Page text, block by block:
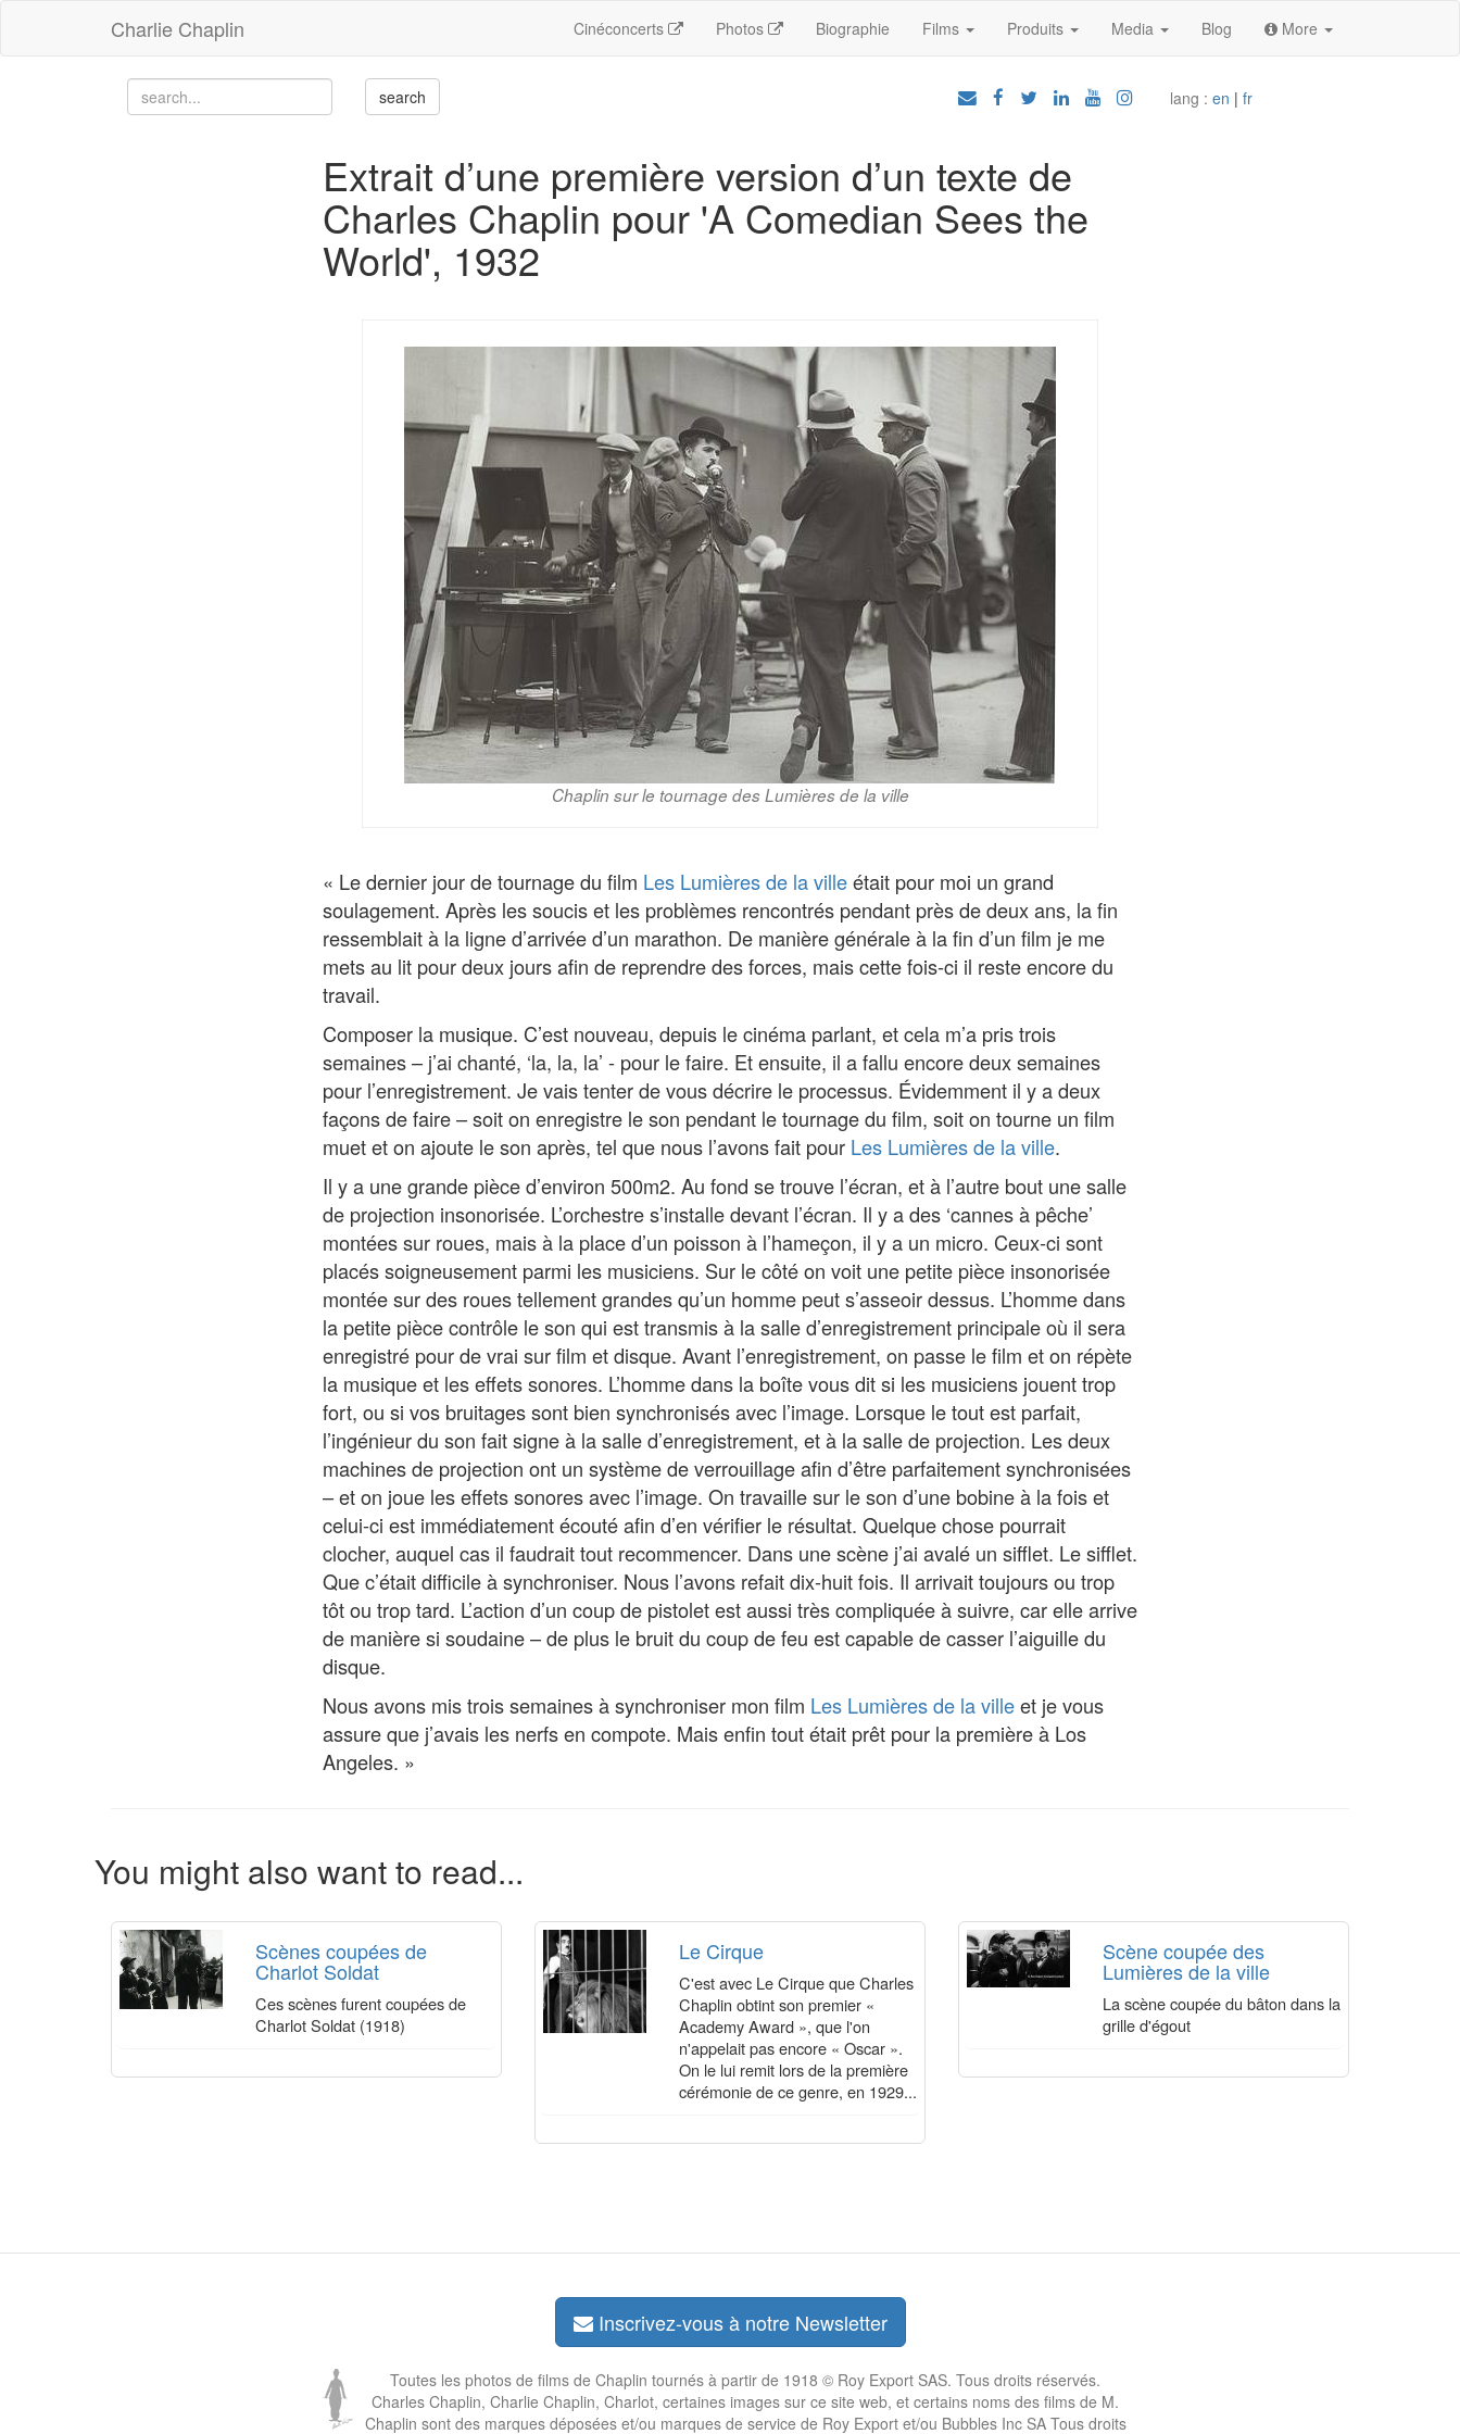
Charlie Chaplin Cinéconcerts Photos Biographie Films Produits Media Blog More
lang : en | fr
Extrait d’une première version d’un texte de
Charles Chaplin pour 'A Comedian Sees the
World', 1932
Chaplin sur le tournage des Lumières de la ville
« Le dernier jour de tournage du film Les Lumières de la villeétait pour moi un grand
soulagement. Après les soucis et les problèmes rencontrés pendant près de deux ans, la fin
ressemblait à la ligne d’arrivée d’un marathon. De manière générale à la fin d’un film je me
mets au lit pour deux jours afin de reprendre des forces, mais cette fois-ci il reste encore du
travail.
Composer la musique. C’est nouveau, depuis le cinéma parlant, et cela m’a pris trois
semaines – j’ai chanté, ‘la, la, la’ - pour le faire. Et ensuite, il a fallu encore deux semaines
pour l’enregistrement. Je vais tenter de vous décrire le processus. Évidemment il y a deux
façons de faire – soit on enregistre le son pendant le tournage du film, soit on tourne un film
muet et on ajoute le son après, tel que nous l’avons fait pour Les Lumières de la ville.
Il y a une grande pièce d’environ 500m2. Au fond se trouve l’écran, et à l’autre bout une salle
de projection insonorisée. L’orchestre s’installe devant l’écran. Il y a des ‘cannes à pêche’
montées sur roues, mais à la place d’un poisson à l’hameçon, il y a un micro. Ceux-ci sont
placés soigneusement parmi les musiciens. Sur le côté on voit une petite pièce insonorisée
montée sur des roues tellement grandes qu’un homme peut s’asseoir dessus. L’homme dans
la petite pièce contrôle le son qui est transmis à la salle d’enregistrement principale où il sera
enregistré pour de vrai sur film et disque. Avant l’enregistrement, on passe le film et on répète
la musique et les effets sonores. L’homme dans la boîte vous dit si les musiciens jouent trop
fort, ou si vos bruitages sont bien synchronisés avec l’image. Lorsque le tout est parfait,
l’ingénieur du son fait signe à la salle d’enregistrement, et à la salle de projection. Les deux
machines de projection ont un système de verrouillage afin d’être parfaitement synchronisées
– et on joue les effets sonores avec l’image. On travaille sur le son d’une bobine à la fois et
celui-ci est immédiatement écouté afin d’en vérifier le résultat. Quelque chose pourrait
clocher, auquel cas il faudrait tout recommencer. Dans une scène j’ai avalé un sifflet. Le sifflet.
Que c’était difficile à synchroniser. Nous l’avons refait dix-huit fois. Il arrivait toujours ou trop
tôt ou trop tard. L’action d’un coup de pistolet est aussi très compliquée à suivre, car elle arrive
de manière si soudaine – de plus le bruit du coup de feu est capable de casser l’aiguille du
disque.
Nous avons mis trois semaines à synchroniser mon film Les Lumières de la villeet je vous
assure que j’avais les nerfs en compote. Mais enfin tout était prêt pour la première à Los
Angeles. »
You might also want to read...
Scènes coupées de
Charlot Soldat
Ces scènes furent coupées de
Charlot Soldat (1918)
Le Cirque
C'est avec Le Cirque que Charles
Chaplin obtint son premier «
Academy Award », que l'on
n'appelait pas encore « Oscar ».
On le lui remit lors de la première
cérémonie de ce genre, en 1929...
Scène coupée des
Lumières de la ville
La scène coupée du bâton dans la
grille d'égout
Inscrivez-vous à notre Newsletter
Toutes les photos de films de Chaplin tournés à partir de 1918 © Roy Export SAS. Tous droits réservés.
Charles Chaplin, Charlie Chaplin, Charlot, certaines images sur ce site web, et certains noms des films de M.
Chaplin sont des marques déposées et/ou marques de service de Roy Export et/ou Bubbles Inc SA Tous droits